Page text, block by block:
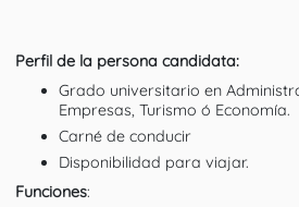
Perfil de la persona candidata:
Grado universitario en
Empresas, Turismo ó Economía.
Carné de conducir
Disponibilidad para viajar.
Funciones: